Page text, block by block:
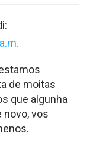
de moitas
que algunha
novo, vos